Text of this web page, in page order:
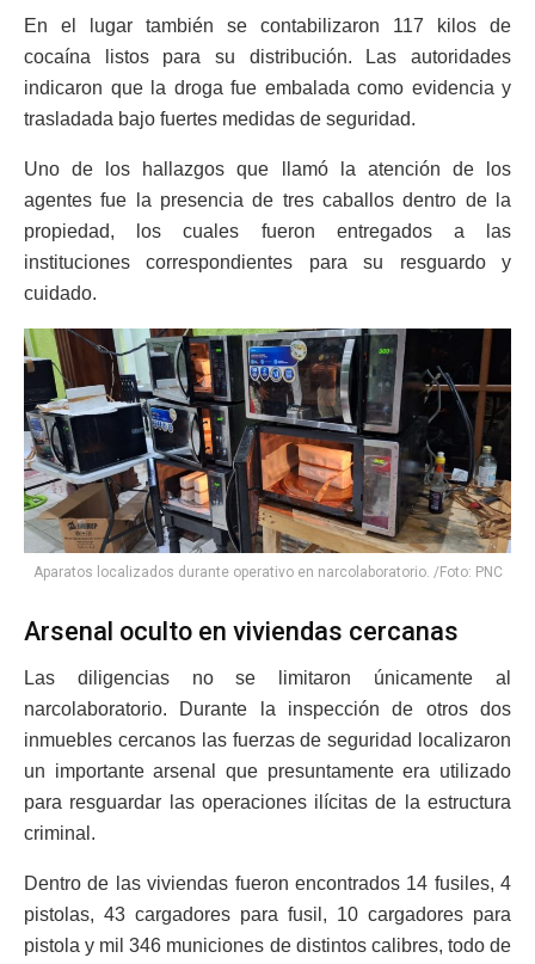
En el lugar también se contabilizaron 117 kilos de
cocaína listos para su distribución. Las autoridades
indicaron que la droga fue embalada como evidencia y
trasladada bajo fuertes medidas de seguridad.
Uno de los hallazgos que llamó la atención de los
agentes fue la presencia de tres caballos dentro de la
propiedad, los cuales fueron entregados a las
instituciones correspondientes para su resguardo y
cuidado.
Aparatos localizados durante operativo en narcolaboratorio. /Foto: PNC
Arsenal oculto en viviendas cercanas
Las diligencias no se limitaron únicamente al
narcolaboratorio. Durante la inspección de otros dos
inmuebles cercanos las fuerzas de seguridad localizaron
un importante arsenal que presuntamente era utilizado
para resguardar las operaciones ilícitas de la estructura
criminal.
Dentro de las viviendas fueron encontrados 14 fusiles, 4
pistolas, 43 cargadores para fusil, 10 cargadores para
pistola y mil 346 municiones de distintos calibres, todo de